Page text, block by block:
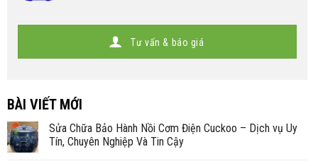
Tư vấn & báo giá
BÀI VIẾT MỚI
Sửa Chữa Bảo Hành Nồi Cơm Điện Cuckoo – Dịch vụ Uy
Tín, Chuyên Nghiệp Và Tin Cậy